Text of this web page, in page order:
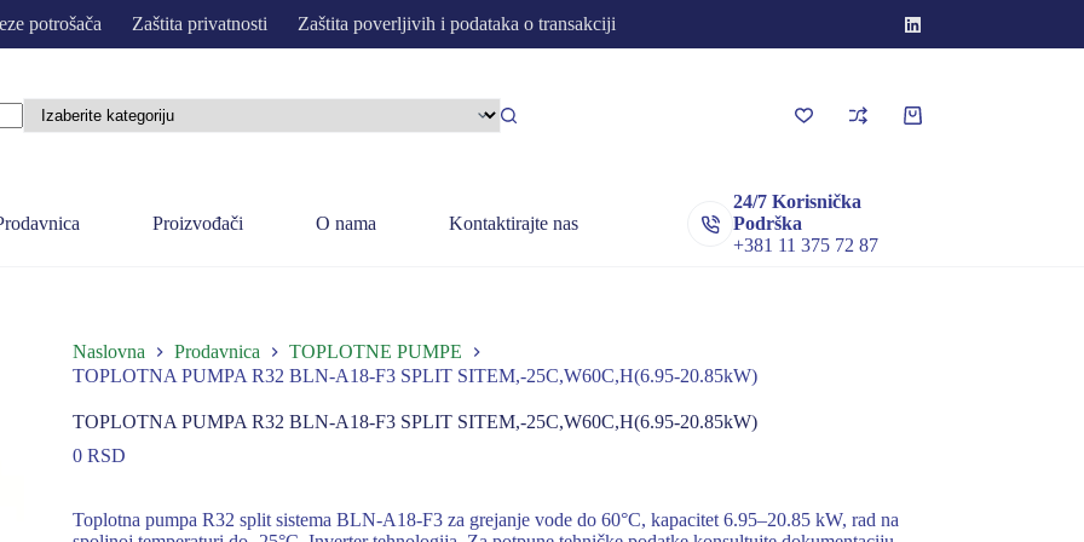
potrošača Zaštita privatnosti Zaštita poverljivih i podataka o transakciji
Korpa
Proizvođači O nama Kontaktirajte nas
24/7 Korisnička
Podrška
+381 11 375 72 87
Naslovna Prodavnica
TOPLOTNE PUMPE
TOPLOTNA PUMPA R32 BLN-A18-F3 SPLIT SITEM,-25C,W60C,H(6.95-20.85kW)
TOPLOTNA PUMPA R32 BLN-A18-F3 SPLIT SITEM,-25C,W60C,H(6.95-20.85kW)
0 RSD
Toplotna pumpa R32 split sistema BLN-A18-F3 za grejanje vode do 60°C, kapacitet 6.95–20.85 kW, rad na